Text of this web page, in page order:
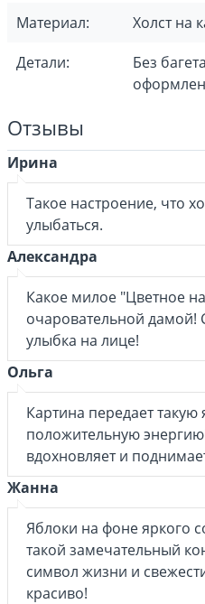
Материал:
Холст на
Детали:
Без
Отзывы
Ирина
Такое настроение, что
улыбаться.
Александра
Какое милое "Цветное
очаровательной
улыбка на лице!
Ольга
Картина передает такую
положительную
вдохновляет и
Жанна
Яблоки на фоне яркого
такой замечательный
символ жизни и
красиво!